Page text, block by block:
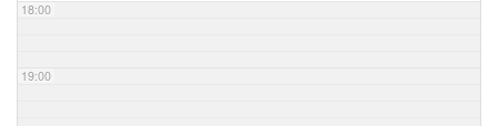
18:00
19:00